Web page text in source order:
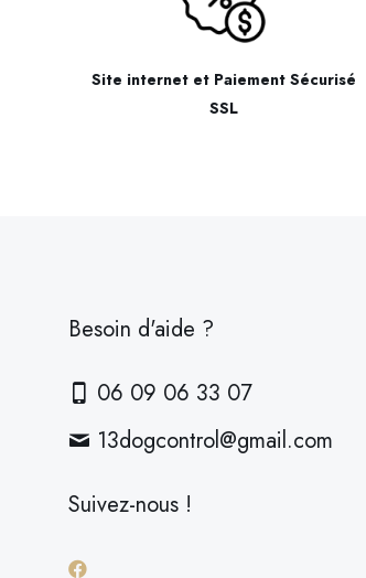
Site internet et Paiement Sécurisé
SSL
Besoin d'aide ?
06 09 06 33 07
13dogcontrol@gmail.com
Suivez-nous !